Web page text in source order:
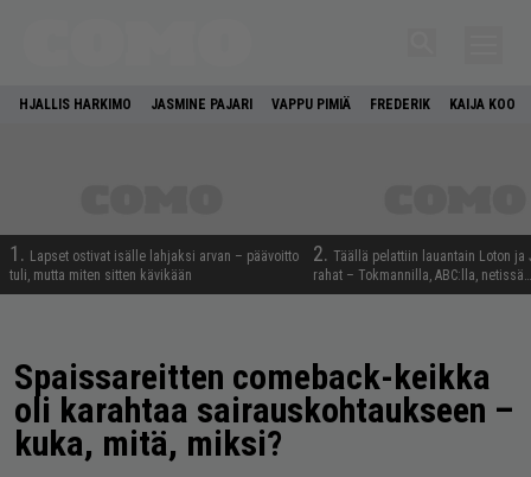
HJALLIS HARKIMO JASMINE PAJARI VAPPU PIMIÄ FREDERIK KAIJA KOO
1. Lapset ostivat isälle lahjaksi arvan – päävoitto
tuli, mutta miten sitten kävikään
2. Täällä pelattiin lauantain Loton ja
rahat – Tokmannilla, ABC:lla, netissä…
Spaissareitten comeback-keikka
oli karahtaa sairauskohtaukseen –
kuka, mitä, miksi?